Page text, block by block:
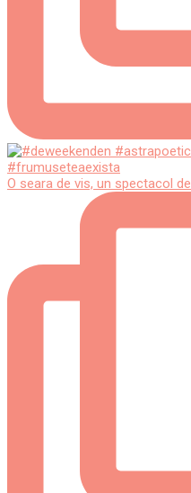
O seara de vis, un spectacol